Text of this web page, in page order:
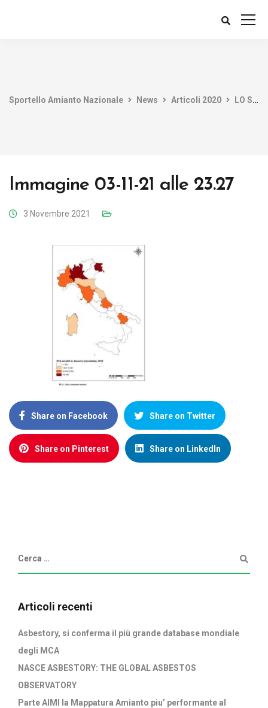
Sportello Amianto Nazionale News Articoli 2020 LO STUDIO DEL SAN, L’AMIANTO SMALTITO NEL 2019 E LE TENDENZE IN EPOCA 110%
Immagine 03-11-21 alle 23.27
3 Novembre 2021
Share on Facebook Share on Twitter
Share on Pinterest Share on LinkedIn
Articoli recenti
Asbestory, si conferma il più grande database mondiale
degli MCA
NASCE ASBESTORY: THE GLOBAL ASBESTOS
OBSERVATORY
Parte AIMI la Mappatura Amianto piu’ performante al